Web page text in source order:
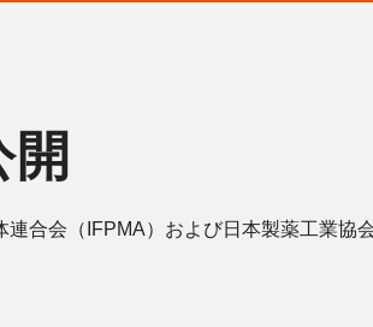
合会（IFPMA）および日本製薬工業協